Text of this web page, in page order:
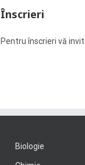
Înscrieri
Pentru înscrieri vă
Biologie